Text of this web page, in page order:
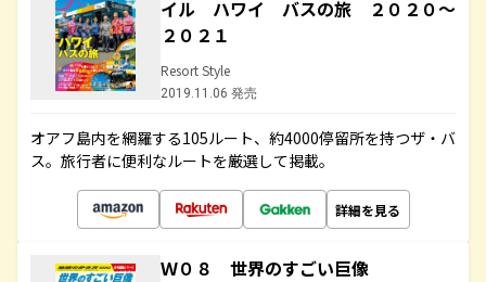
イル ハワイ バスの旅 ２０２０～
２０２１
Resort Style
2019.11.06 発売
オアフ島内を網羅する105ルート、約4000停留所を持つザ・バ
ス。旅行者に便利なルートを厳選して掲載。
詳細を見る
Ｗ０８ 世界のすごい巨像